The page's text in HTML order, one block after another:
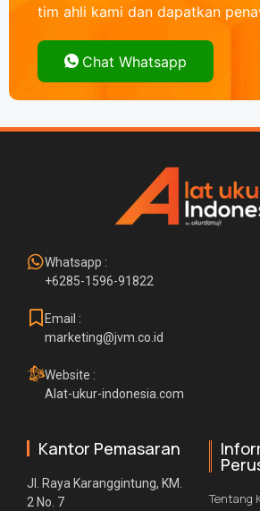
tim ahli kami dan dapatkan
Chat Whatsapp
Whatsapp :
+6285-1596-91822
Email :
marketing@jvm.co.id
Website :
Alat-ukur-indonesia.com
Kantor Pemasaran
Jl. Raya Karanggintung, KM.
2 No. 7
Tentang